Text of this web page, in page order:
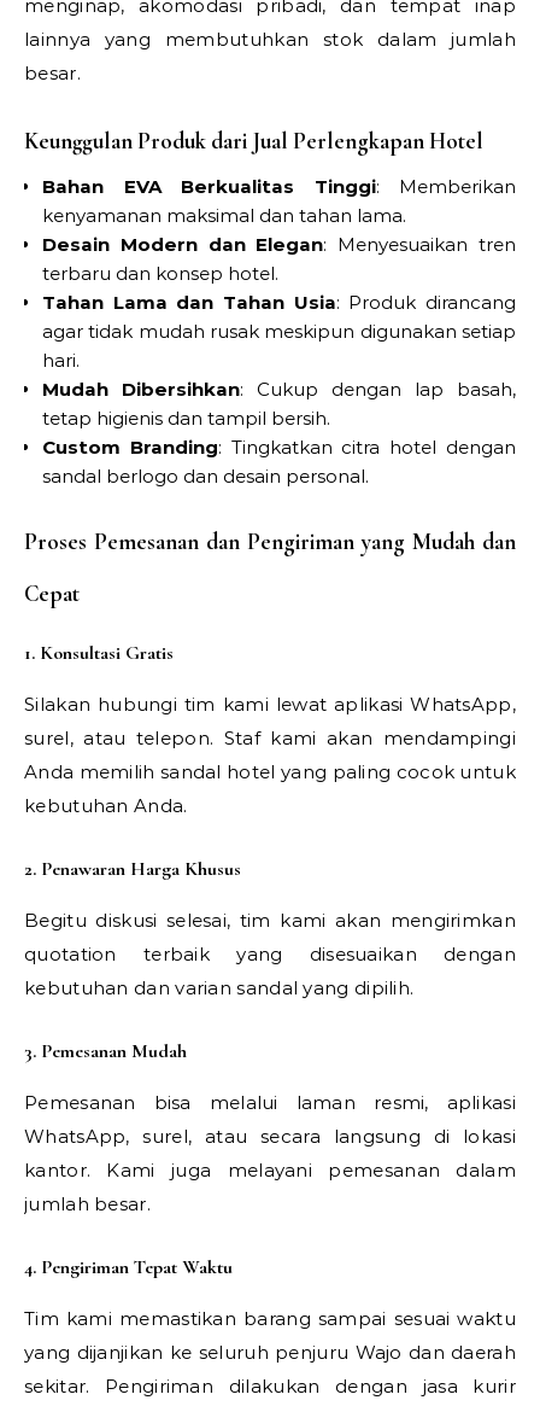
menginap, akomodasi pribadi, dan tempat inap
lainnya yang membutuhkan stok dalam jumlah
besar.
Keunggulan Produk dari Jual Perlengkapan Hotel
Bahan EVA Berkualitas Tinggi: Memberikan
kenyamanan maksimal dan tahan lama.
Desain Modern dan Elegan: Menyesuaikan tren
terbaru dan konsep hotel.
Tahan Lama dan Tahan Usia: Produk dirancang
agar tidak mudah rusak meskipun digunakan setiap
hari.
Mudah Dibersihkan: Cukup dengan lap basah,
tetap higienis dan tampil bersih.
Custom Branding: Tingkatkan citra hotel dengan
sandal berlogo dan desain personal.
Proses Pemesanan dan Pengiriman yang Mudah dan
Cepat
1. Konsultasi Gratis
Silakan hubungi tim kami lewat aplikasi WhatsApp,
surel, atau telepon. Staf kami akan mendampingi
Anda memilih sandal hotel yang paling cocok untuk
kebutuhan Anda.
2. Penawaran Harga Khusus
Begitu diskusi selesai, tim kami akan mengirimkan
quotation terbaik yang disesuaikan dengan
kebutuhan dan varian sandal yang dipilih.
3. Pemesanan Mudah
Pemesanan bisa melalui laman resmi, aplikasi
WhatsApp, surel, atau secara langsung di lokasi
kantor. Kami juga melayani pemesanan dalam
jumlah besar.
4. Pengiriman Tepat Waktu
Tim kami memastikan barang sampai sesuai waktu
yang dijanjikan ke seluruh penjuru Wajo dan daerah
sekitar. Pengiriman dilakukan dengan jasa kurir